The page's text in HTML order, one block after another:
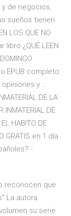
de negocios,
sueños tienen
LOS QUE NO
libro ¿QUÉ LEEN
o EPUB completo
opiniones y …
DE LA
INMATERIAL DE
HABITO DE
GRATIS en 1 día
-
reconocen que
La autora
su serie